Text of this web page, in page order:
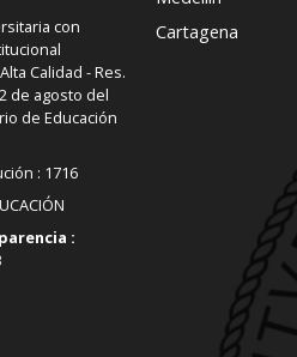
con
Calidad - Res.
de agosto del
de Educación
: 1716
:
Cartagena